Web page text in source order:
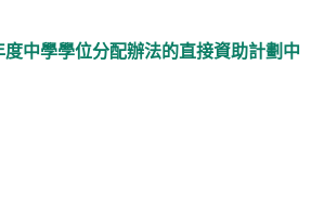
中學學位分配辦法的直接資助計劃中